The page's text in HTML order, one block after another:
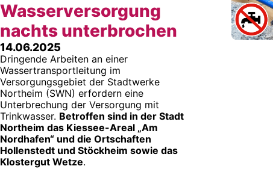
Wasserversorgung
nachts unterbrochen
14.06.2025
Dringende Arbeiten an einer
Wassertransportleitung im
Versorgungsgebiet der Stadtwerke
Northeim (SWN) erfordern eine
Unterbrechung der Versorgung mit
Trinkwasser. Betroffen sind in der Stadt
Northeim das Kiessee-Areal „Am
Nordhafen“ und die Ortschaften
Hollenstedt und Stöckheim sowie das
Klostergut Wetze.